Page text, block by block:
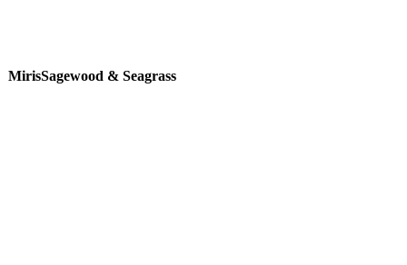
MirisSagewood & Seagrass